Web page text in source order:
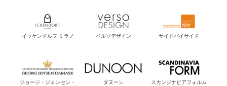
イッケンドルフ ミラノ ベルソデザイン サイドバイサイド
ジョージ・ジェンセン・
ダヌーン スカンジナビアフォルム